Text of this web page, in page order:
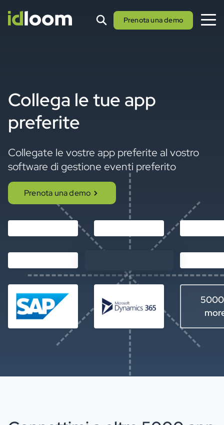
Prenota una demo
Collega le tue app
preferite
Collegate le vostre app preferite al vostro
software di gestione eventi preferito
Prenota una demo